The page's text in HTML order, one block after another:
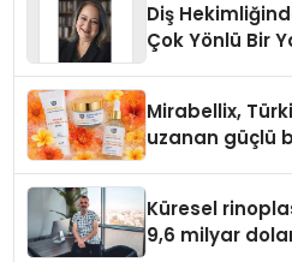
Diş
Çok Yönlü Bir
Mirabellix,
uzanan güçlü
Küresel
9,6 milyar